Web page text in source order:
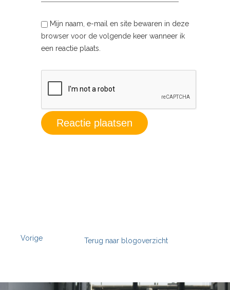
Mijn naam, e-mail en site bewaren in deze
browser voor de volgende keer wanneer ik
een reactie plaats.
Vorige Terug naar blogoverzicht